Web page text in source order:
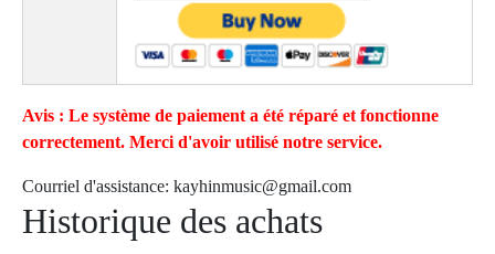
Avis : Le système de paiement a été réparé et fonctionne
correctement. Merci d'avoir utilisé notre service.
Courriel d'assistance: kayhinmusic@gmail.com
Historique des achats